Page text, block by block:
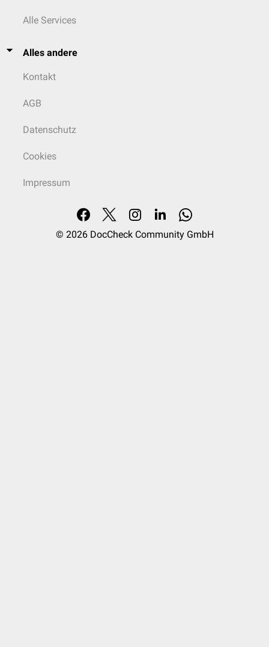
Alle Services
Alles andere
Kontakt
AGB
Datenschutz
Cookies
Impressum
© 2026 DocCheck Community GmbH